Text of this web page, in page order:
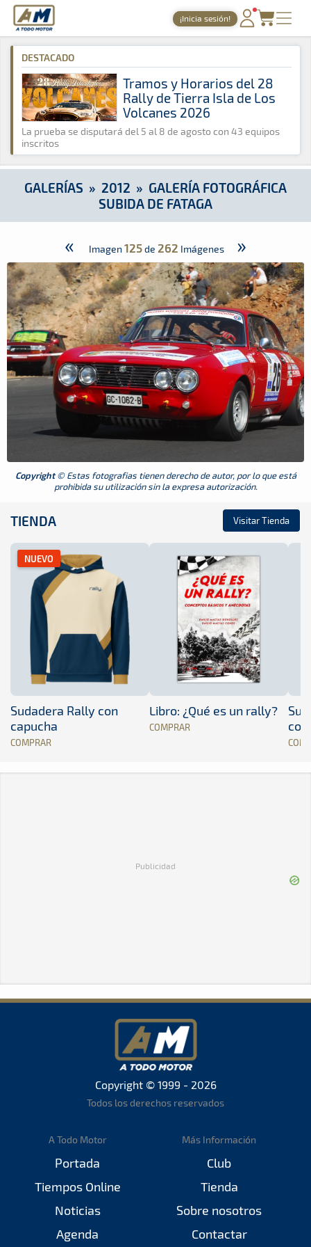
A Todo Motor · Revista del motor desde 1999
¡Inicia sesión!
PORTADA
TIEMPOS ONLINE
NOTICIAS
AGENDA
GALERÍAS
TIENDA
A Todo Motor » Galerías » 2012 » Galería Fotográfica Subida
DESTACADO
Tramos y Horarios del 28
Rally de Tierra Isla de Los
Volcanes 2026
La prueba se disputará del 5 al 8 de agosto con 43 equipos
inscritos
GALERÍAS » 2012 » GALERÍA FOTOGRÁFICA
SUBIDA DE FATAGA
« Imagen 125de 262 Imágenes »
Copyright© Estas fotografias tienen derecho de autor, por lo que está
prohibida su utilización sin la expresa autorización.
TIENDA Visitar Tienda
NUEVO
Sudadera Rally con
capucha
COMPRAR
Libro: ¿Qué es un rally?
COMPRAR
Publicidad
Copyright © 1999 - 2026
Todos los derechos reservados
A Todo Motor
Portada
Tiempos Online
Noticias
Agenda
Más Información
Club
Tienda
Sobre nosotros
Contactar